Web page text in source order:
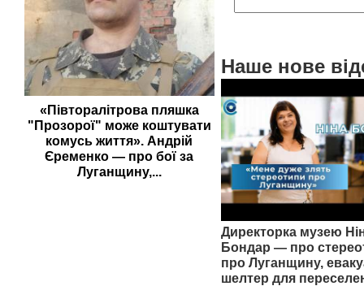
«Півторалітрова пляшка
"Прозорої" може коштувати
комусь життя». Андрій
Єременко — про бої за
Луганщину,...
Наше нове
Директорка музею
Бондар — про
про Луганщину,
шелтер для